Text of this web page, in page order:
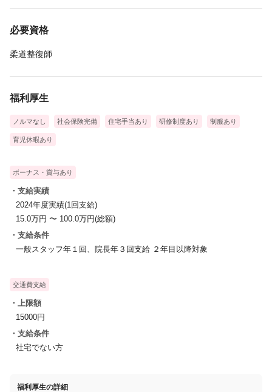
施術だけでなく人材育成や院運営のマネジメントをします。院の
◆エリアマネージャー
複数店舗のマネジメントを行います。会社全体の底上げをしま
◆パートナー
徹するも良し！Ｉ・Ｕターンで２名、実際に経営者として活躍中♪
必要資格
柔道整復師
福利厚生
ノルマなし 社会保険完備 住宅手当あり 研修制度あり 制服あり
育児休暇あり
ボーナス・賞与あり
・支給実績
2024年度実績(1回支給)
15.0万円 〜 100.0万円(総額)
・支給条件
一般スタッフ年１回、院長年３回支給 ２年目以降対象
交通費支給
・上限額
15000円
・支給条件
社宅でない方
福利厚生の詳細